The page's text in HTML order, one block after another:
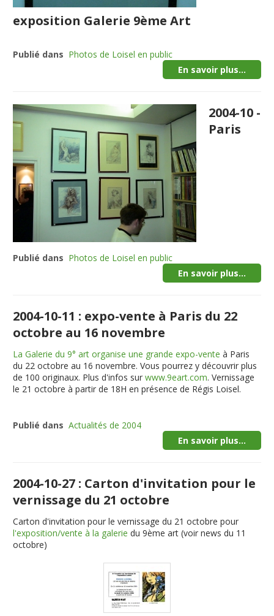
exposition Galerie 9ème Art
Publié dans Photos de Loisel en public
En savoir plus...
2004-10 -
Paris
Publié dans Photos de Loisel en public
En savoir plus...
2004-10-11 : expo-vente à Paris du 22
octobre au 16 novembre
La Galerie du 9° art organise une grande expo-vente à Paris
du 22 octobre au 16 novembre. Vous pourrez y découvrir plus
de 100 originaux. Plus d'infos surwww.9eart.com. Vernissage
le 21 octobre à partir de 18Hen présence de Régis Loisel.
Publié dans Actualités de 2004
En savoir plus...
2004-10-27 : Carton d'invitation pour le
vernissage du 21 octobre
Carton d'invitation pour le vernissage du 21 octobre pour
l'exposition/vente à la galeriedu 9ème art (voir news du 11
octobre)